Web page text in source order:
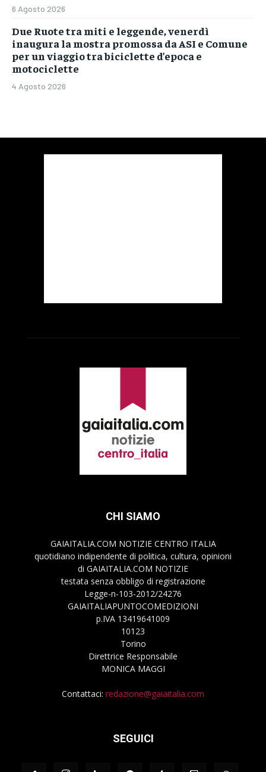
6 Agosto 2026
Due Ruote tra miti e leggende, venerdì
inaugura la mostra promossa da ASI e Comune
per un viaggio tra biciclette d’epoca e
motociclette
4 Agosto 2026
CHI SIAMO
GAIAITALIA.COM NOTIZIE CENTRO ITALIA
quotidiano indipendente di politica, cultura, opinioni
di GAIAITALIA.COM NOTIZIE
testata senza obbligo di registrazione
Legge-n-103-2012/24276
GAIAITALIAPUNTOCOMEDIZIONI
p.IVA 13419641009
10123
Torino
Direttrice Responsabile
MONICA MAGGI
Contattaci: redazione@gaiaitalia.com
SEGUICI